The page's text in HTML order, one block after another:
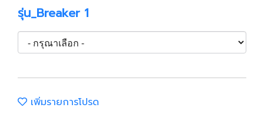
รุ่น_Breaker 1
เพิ่มรายการโปรด